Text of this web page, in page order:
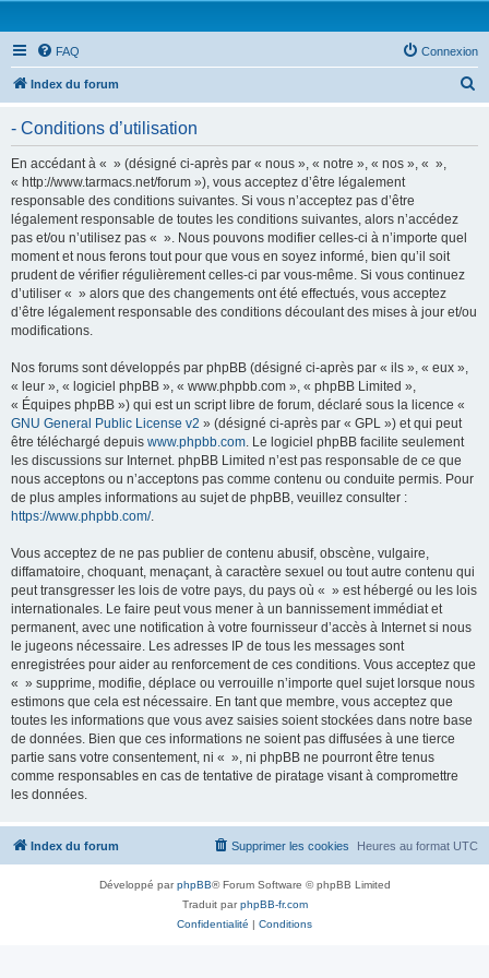
FAQ Connexion
Index du forum
- Conditions d’utilisation
En accédant à « » (désigné ci-après par « nous », « notre », « nos », « »,
« http://www.tarmacs.net/forum »), vous acceptez d’être légalement
responsable des conditions suivantes. Si vous n’acceptez pas d’être
légalement responsable de toutes les conditions suivantes, alors n’accédez
pas et/ou n’utilisez pas « ». Nous pouvons modifier celles-ci à n’importe quel
moment et nous ferons tout pour que vous en soyez informé, bien qu’il soit
prudent de vérifier régulièrement celles-ci par vous-même. Si vous continuez
d’utiliser « » alors que des changements ont été effectués, vous acceptez
d’être légalement responsable des conditions découlant des mises à jour et/ou
modifications.
Nos forums sont développés par phpBB (désigné ci-après par « ils », « eux »,
« leur », « logiciel phpBB », « www.phpbb.com », « phpBB Limited »,
« Équipes phpBB ») qui est un script libre de forum, déclaré sous la licence «
GNU General Public License v2 » (désigné ci-après par « GPL ») et qui peut
être téléchargé depuis www.phpbb.com. Le logiciel phpBB facilite seulement
les discussions sur Internet. phpBB Limited n’est pas responsable de ce que
nous acceptons ou n’acceptons pas comme contenu ou conduite permis. Pour
de plus amples informations au sujet de phpBB, veuillez consulter :
https://www.phpbb.com/.
Vous acceptez de ne pas publier de contenu abusif, obscène, vulgaire,
diffamatoire, choquant, menaçant, à caractère sexuel ou tout autre contenu qui
peut transgresser les lois de votre pays, du pays où « » est hébergé ou les lois
internationales. Le faire peut vous mener à un bannissement immédiat et
permanent, avec une notification à votre fournisseur d’accès à Internet si nous
le jugeons nécessaire. Les adresses IP de tous les messages sont
enregistrées pour aider au renforcement de ces conditions. Vous acceptez que
« » supprime, modifie, déplace ou verrouille n’importe quel sujet lorsque nous
estimons que cela est nécessaire. En tant que membre, vous acceptez que
toutes les informations que vous avez saisies soient stockées dans notre base
de données. Bien que ces informations ne soient pas diffusées à une tierce
partie sans votre consentement, ni « », ni phpBB ne pourront être tenus
comme responsables en cas de tentative de piratage visant à compromettre
les données.
Index du forum Heures au format UTC
Supprimer les cookies
Développé parphpBB® Forum Software © phpBB Limited
Traduit parphpBB-fr.com
Confidentialité | Conditions